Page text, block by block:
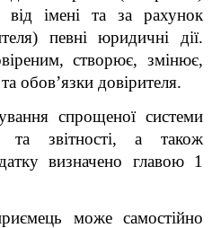
від імені та за рахунок
певні юридичні дії.
створює, змінює,
обов’язки довірителя.
спрощеної системи
та звітності, а також
визначено главою 1
може самостійно